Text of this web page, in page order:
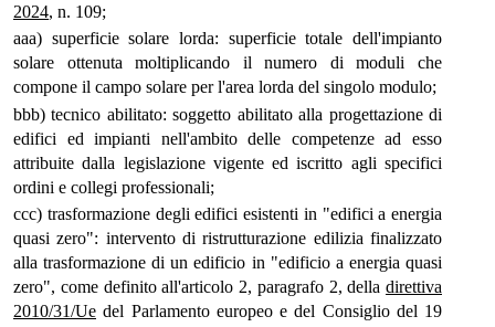
2024, n. 109;
aaa) superficie solare lorda: superficie totale dell'impianto
solare ottenuta moltiplicando il numero di moduli che
compone il campo solare per l'area lorda del singolo modulo;
bbb) tecnico abilitato: soggetto abilitato alla progettazione di
edifici ed impianti nell'ambito delle competenze ad esso
attribuite dalla legislazione vigente ed iscritto agli specifici
ordini e collegi professionali;
ccc) trasformazione degli edifici esistenti in "edifici a energia
quasi zero": intervento di ristrutturazione edilizia finalizzato
alla trasformazione di un edificio in "edificio a energia quasi
zero", come definito all'articolo 2, paragrafo 2, della direttiva
2010/31/Ue del Parlamento europeo e del Consiglio del 19